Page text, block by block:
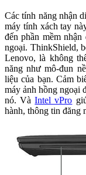
Các tính năng nhận
máy tính xách tay
đến phần mềm
ngoại. ThinkShield,
Lenovo, là không
năng như mô-đun
liệu của bạn. Cảm
máy ảnh hồng ngoại
nó. VàIntel vPro
hành, thông tin đăng